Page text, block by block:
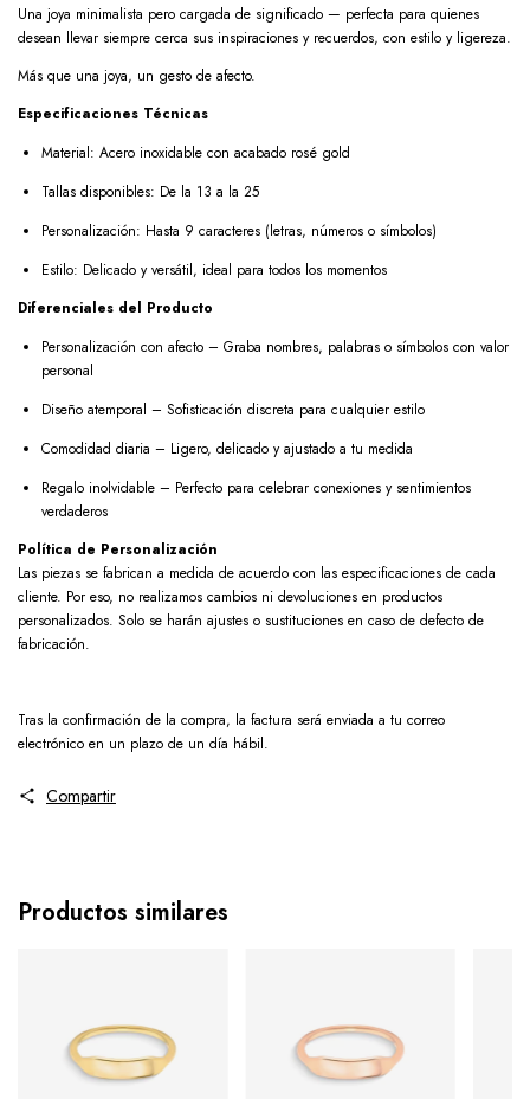
Una joya minimalista pero cargada de significado — perfecta para quienes
desean llevar siempre cerca sus inspiraciones y recuerdos, con estilo y ligereza.
Más que una joya, un gesto de afecto.
Especificaciones Técnicas
Material: Acero inoxidable con acabado rosé gold
Tallas disponibles: De la 13 a la 25
Personalización: Hasta 9 caracteres (letras, números o símbolos)
Estilo: Delicado y versátil, ideal para todos los momentos
Diferenciales del Producto
Personalización con afecto – Graba nombres, palabras o símbolos con valor
personal
Diseño atemporal – Sofisticación discreta para cualquier estilo
Comodidad diaria – Ligero, delicado y ajustado a tu medida
Regalo inolvidable – Perfecto para celebrar conexiones y sentimientos
verdaderos
Política de Personalización
Las piezas se fabrican a medida de acuerdo con las especificaciones de cada
cliente. Por eso, no realizamos cambios ni devoluciones en productos
personalizados. Solo se harán ajustes o sustituciones en caso de defecto de
fabricación.
Tras la confirmación de la compra, la factura será enviada a tu correo
electrónico en un plazo de un día hábil.
Compartir
Productos similares